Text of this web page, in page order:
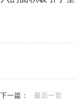
康，产业资讯，房
下一篇： 最后一页